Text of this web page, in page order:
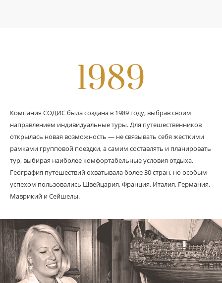
1989
Компания СОДИС была создана в 1989 году, выбрав своим
направлением индивидуальные туры. Для путешественников
открылась новая возможность — не связывать себя жесткими
рамками групповой поездки, а самим составлять и планировать
тур, выбирая наиболeе комфортабельные условия отдыха.
География путешествий охватывала более 30 стран, но особым
успехом пользовались Швейцария, Франция, Италия, Германия,
Маврикий и Сейшелы.